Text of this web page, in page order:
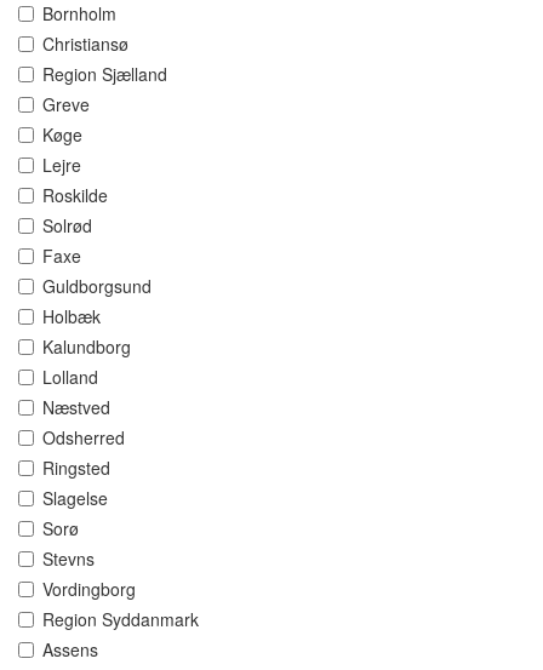
Bornholm
Christiansø
Region Sjælland
Greve
Køge
Lejre
Roskilde
Solrød
Faxe
Guldborgsund
Holbæk
Kalundborg
Lolland
Næstved
Odsherred
Ringsted
Slagelse
Sorø
Stevns
Vordingborg
Region Syddanmark
Assens